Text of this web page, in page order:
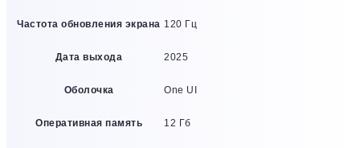
Частота обновления экрана 120 Гц
Дата выхода 2025
Оболочка One UI
Оперативная память 12 Гб